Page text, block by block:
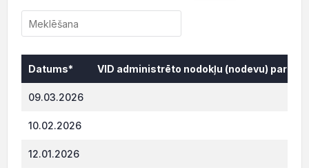
Datums*
VID administrēto nodokļu (nodevu)
09.03.2026
10.02.2026
12.01.2026